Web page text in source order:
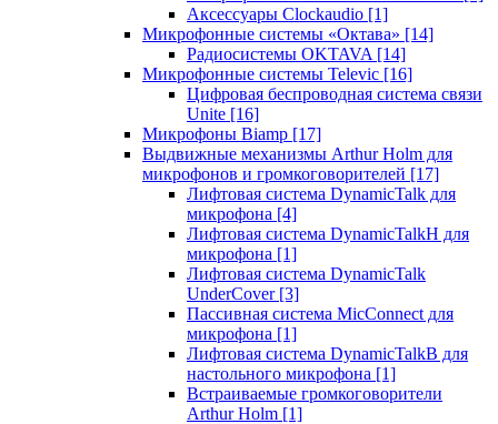
Аксессуары Clockaudio [1]
Микрофонные системы «Октава» [14]
Радиосистемы OKTAVA [14]
Микрофонные системы Televic [16]
Цифровая беспроводная система связи
Unite [16]
Микрофоны Biamp [17]
Выдвижные механизмы Arthur Holm для
микрофонов и громкоговорителей [17]
Лифтовая система DynamicTalk для
микрофона [4]
Лифтовая система DynamicTalkH для
микрофона [1]
Лифтовая система DynamicTalk
UnderCover [3]
Пассивная система MicConnect для
микрофона [1]
Лифтовая система DynamicTalkB для
настольного микрофона [1]
Встраиваемые громкоговорители
Arthur Holm [1]